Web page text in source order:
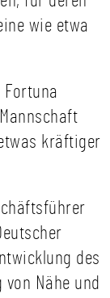
wie etwa
kräftiger
des
Nähe und